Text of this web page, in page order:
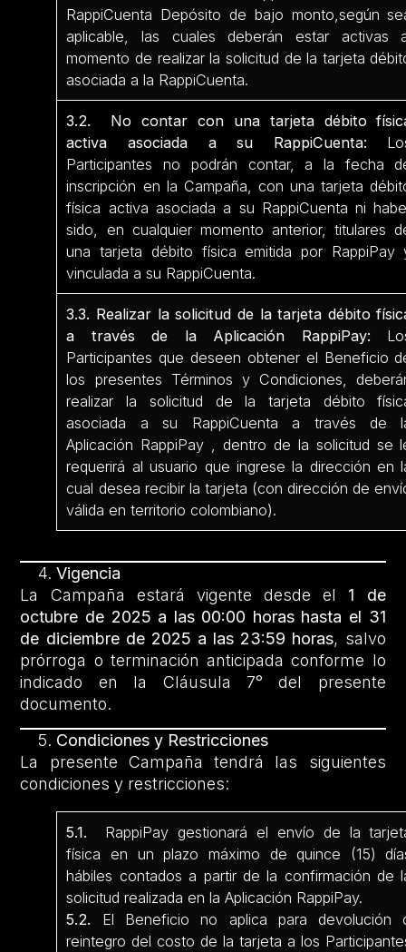
RappiCuenta Depósito de bajo monto,según
aplicable, las cuales deberán estar activas
momento de realizar la solicitud de la tarjeta
asociada a la RappiCuenta.
3.2. No contar con una tarjeta débito
activa asociada a su RappiCuenta:
Participantes no podrán contar, a la fecha
inscripción en la Campaña, con una tarjeta
física activa asociada a su RappiCuenta ni
sido, en cualquier momento anterior, titulares
una tarjeta débito física emitida por RappiPay
vinculada a su RappiCuenta.
3.3. Realizar la solicitud de la tarjeta débito
a través de la Aplicación RappiPay:
Participantes que deseen obtener el Beneficio
los presentes Términos y Condiciones,
realizar la solicitud de la tarjeta débito
asociada a su RappiCuenta a través de
Aplicación RappiPay , dentro de la solicitud se
requerirá al usuario que ingrese la dirección en
cual desea recibir la tarjeta (con dirección de
válida en territorio colombiano).
Vigencia
La Campaña estará vigente desde el
1 de
octubre de 2025 a las 00:00 horas hasta el 31
de diciembre de 2025 a las 23:59 horas, salvo
prórroga o terminación anticipada conforme lo
indicado en la Cláusula 7° del presente
documento.
Condiciones y Restricciones
La presente Campaña tendrá las siguientes
condiciones y restricciones:
5.1. RappiPay gestionará el envío de la
física en un plazo máximo de quince (15)
hábiles contados a partir de la confirmación de
solicitud realizada en la Aplicación RappiPay.
5.2. El Beneficio no aplica para devolución
reintegro del costo de la tarjeta a los